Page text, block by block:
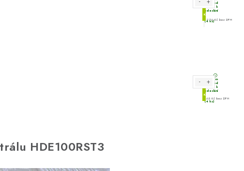
HDE100RST3